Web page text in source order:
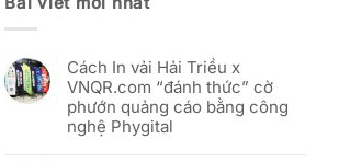
Cách In vải Hải Triều x
VNQR.com “đánh thức” cờ
phướn quảng cáo bằng công
nghệ Phygital